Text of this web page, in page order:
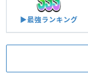
▶︎最強ランキング